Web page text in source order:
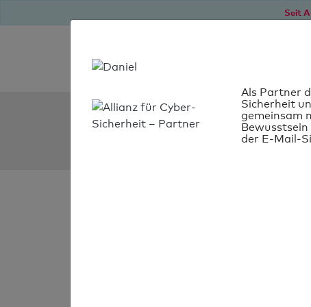
Seit
SPF Check:
turnanewleaf.org
Als Partner
Sicherheit
gemeinsam
der E-Mail-